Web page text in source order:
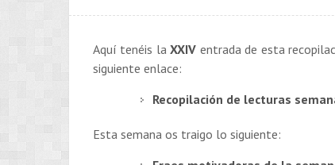
Aquí tenéis laXXIV entrada de esta
siguiente enlace:
Recopilación de lecturas
Esta semana os traigo lo siguiente: